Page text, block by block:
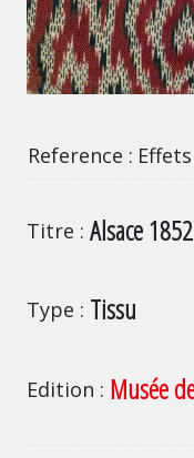
Reference
Titre Alsace 1852
Type Tissu
Edition Musée